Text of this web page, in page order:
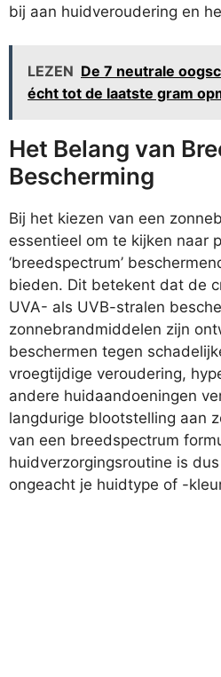
bij aan huidveroudering en
LEZEN De 7 neutrale
écht tot de laatste gram
Het Belang van
Bescherming
Bij het kiezen van een
essentieel om te kijken naar
‘breedspectrum’
bieden. Dit betekent dat de
UVA- als UVB-stralen
zonnebrandmiddelen zijn
beschermen tegen
vroegtijdige veroudering,
andere huidaandoeningen
langdurige blootstelling aan
van een breedspectrum
huidverzorgingsroutine is
ongeacht je huidtype of -